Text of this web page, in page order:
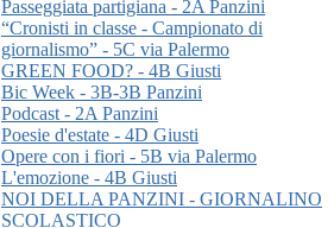
Passeggiata partigiana - 2A Panzini
“Cronisti in classe - Campionato di
giornalismo” - 5C via Palermo
GREEN FOOD? - 4B Giusti
Bic Week - 3B-3B Panzini
Podcast - 2A Panzini
Poesie d'estate - 4D Giusti
Opere con i fiori - 5B via Palermo
L'emozione - 4B Giusti
NOI DELLA PANZINI - GIORNALINO
SCOLASTICO